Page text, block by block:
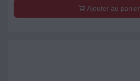
Ajouter au panier